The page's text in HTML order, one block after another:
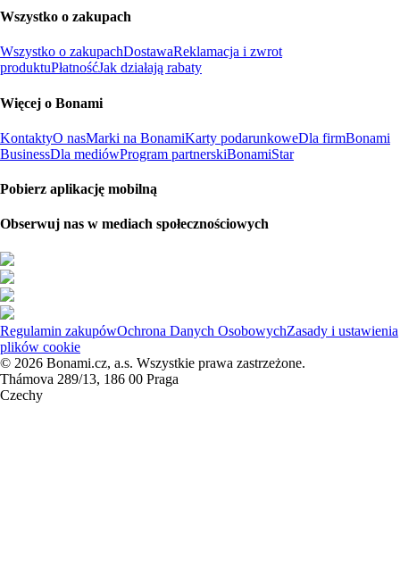
Wszystko o zakupach
Wszystko o zakupachDostawaReklamacja i zwrot
produktuPłatnośćJak działają rabaty
Więcej o Bonami
KontaktyO nasMarki na BonamiKarty podarunkoweDla firmBonami
BusinessDla mediówProgram partnerskiBonamiStar
Pobierz aplikację mobilną
Obserwuj nas w mediach społecznościowych
Regulamin zakupówOchrona Danych OsobowychZasady i ustawienia
plików cookie
© 2026 Bonami.cz, a.s. Wszystkie prawa zastrzeżone.
Thámova 289/13, 186 00 Praga
Czechy